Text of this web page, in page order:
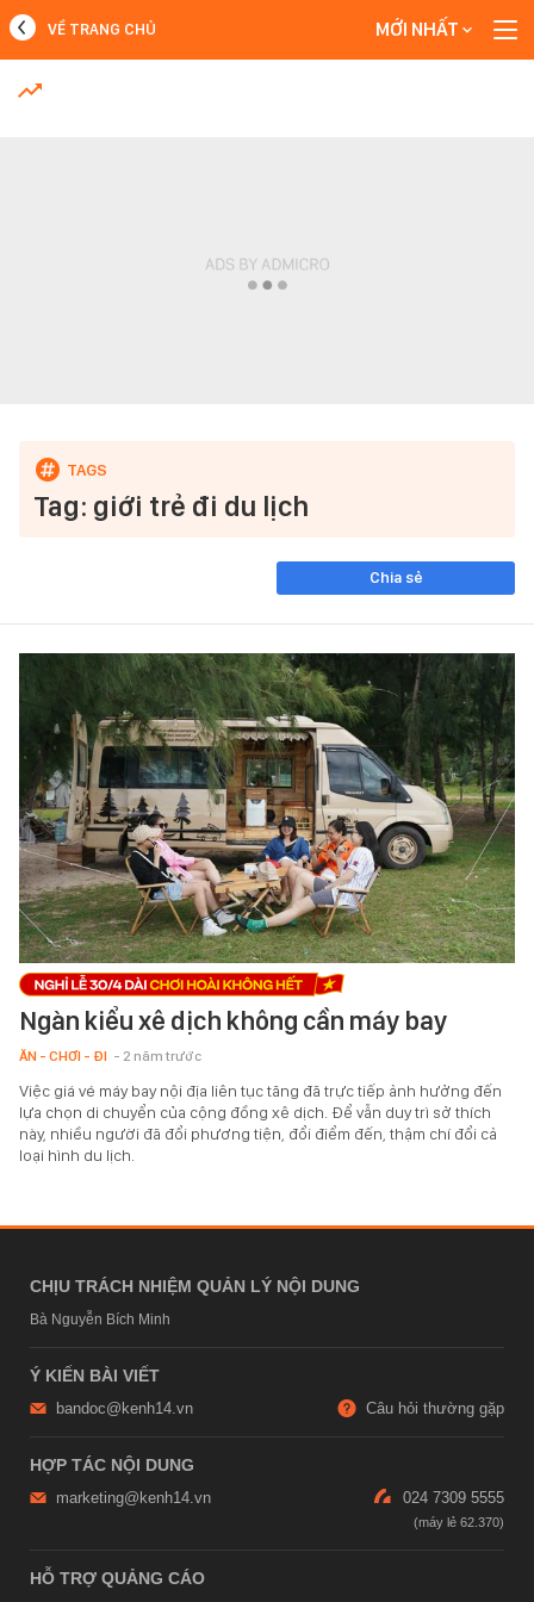
MỚI NHẤT
VỀ TRANG CHỦ MỚI NHẤT
Tag: giới trẻ đi du lịch
Chia sẻ
Ngàn kiểu xê dịch không cần máy bay
ĂN - CHƠI - ĐI - 2 năm trước
Việc giá vé máy bay nội địa liên tục tăng đã trực tiếp ảnh hưởng đến
lựa chọn di chuyển của cộng đồng xê dịch. Để vẫn duy trì sở thích
này, nhiều người đã đổi phương tiện, đổi điểm đến, thậm chí đổi cả
loại hình du lịch.
CHỊU TRÁCH NHIỆM QUẢN LÝ NỘI DUNG
Bà Nguyễn Bích Minh
Ý KIẾN BÀI VIẾT
bandoc@kenh14.vn Câu hỏi thường gặp
HỢP TÁC NỘI DUNG
marketing@kenh14.vn 024 7309 5555
HỖ TRỢ QUẢNG CÁO